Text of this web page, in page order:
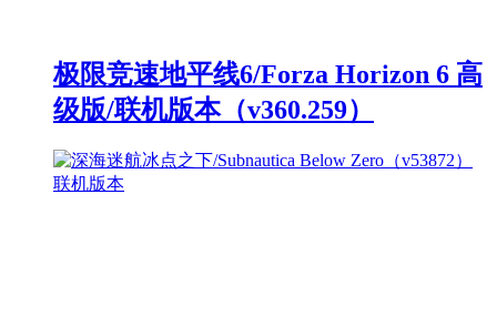
极限竞速地平线6/Forza Horizon 6 高
级版/联机版本（v360.259）